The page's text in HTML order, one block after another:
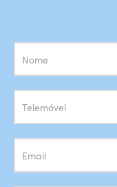
Subscrição
Newsletter